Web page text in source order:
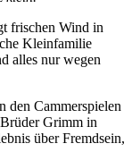
frischen Wind in
Kleinfamilie
alles nur wegen
den Cammerspielen
Grimm in
über Fremdsein,